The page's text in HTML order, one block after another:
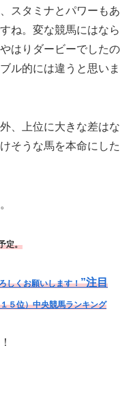
スタミナとパワーもあ
ね。変な競馬にはなら
はりダービーでしたの
ル的には違うと思いま
、上位に大きな差はな
そうな馬を本命にした
定。
しくお願いします！”注目
５位）中央競馬ランキング